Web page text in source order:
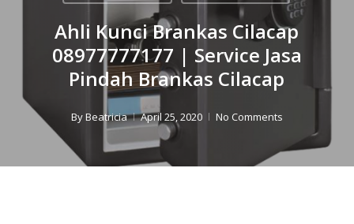
Ahli Kunci Brankas Cilacap
08977777177 | Service Jasa
Pindah Brankas Cilacap
ByBeatricia April 25, 2020 No Comments